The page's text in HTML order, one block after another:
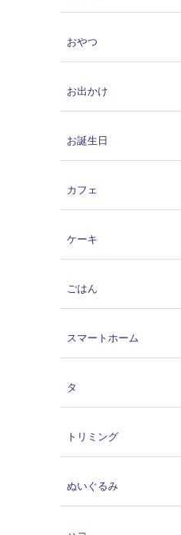
おやつ
お出かけ
お誕生日
カフェ
ケーキ
ごはん
スマートホーム
タ
トリミング
ぬいぐるみ